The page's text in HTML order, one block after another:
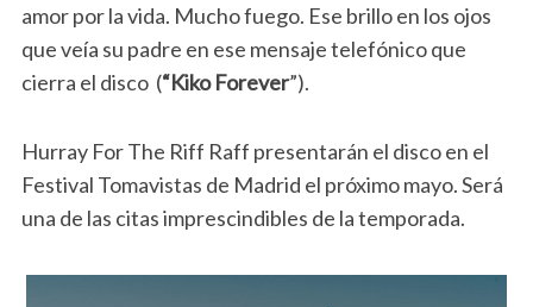
amor por la vida. Mucho fuego. Ese brillo en los ojos
que veía su padre en ese mensaje telefónico que
cierra el disco (“Kiko Forever”).
Hurray For The Riff Raff presentarán el disco en el
Festival Tomavistas de Madrid el próximo mayo. Será
una de las citas imprescindibles de la temporada.